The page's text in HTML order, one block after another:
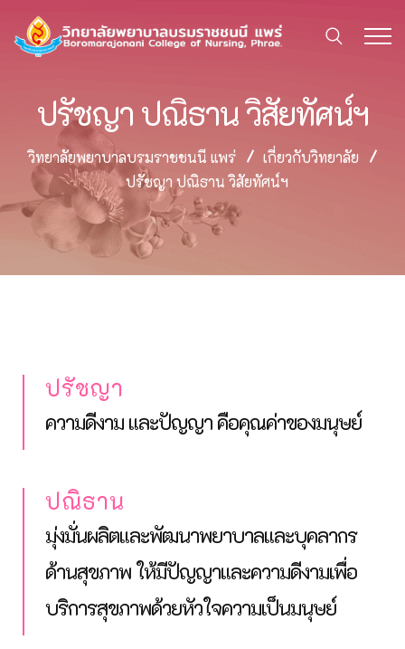
ปรัชญา ปณิธาน วิสัยทัศน์ฯ
วิทยาลัยพยาบาลบรมราชชนนี แพร่
เกี่ยวกับวิทยาลัย
ปรัชญา ปณิธาน วิสัยทัศน์ฯ
ปรัชญา
ความดีงาม และปัญญา คือคุณค่าของมนุษย์
ปณิธาน
มุ่งมั่นผลิตและพัฒนาพยาบาลและบุคลากร
ด้านสุขภาพ ให้มีปัญญาและความดีงามเพื่อ
บริการสุขภาพด้วยหัวใจความเป็นมนุษย์